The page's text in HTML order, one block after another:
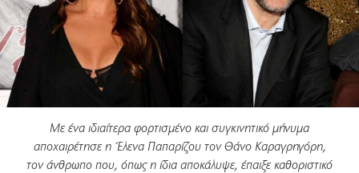
Με ένα ιδιαίτερα φορτισμένο και συγκινητικό μήνυμα
αποχαιρέτησε η Έλενα Παπαρίζου τον Θάνο Καραγρηγόρη,
τον άνθρωπο που, όπως η ίδια αποκάλυψε, έπαιξε καθοριστικό